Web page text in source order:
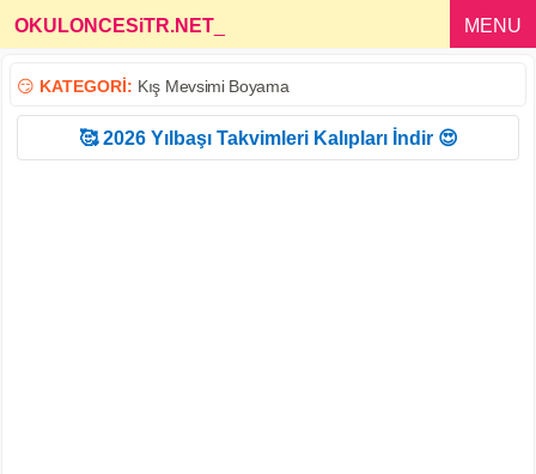
OKULONCESiTR.NET MENU
😏 KATEGORİ: Kış Mevsimi Boyama
🥰 2026 Yılbaşı Takvimleri Kalıpları İndir 😍